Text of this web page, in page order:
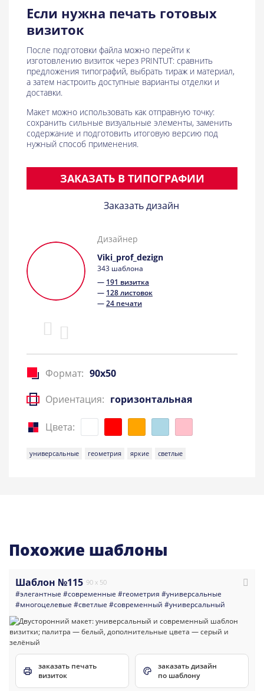
Если нужна печать готовых
визиток
После подготовки файла можно перейти к
изготовлению визиток через PRINTUT: сравнить
предложения типографий, выбрать тираж и материал,
а затем настроить доступные варианты отделки и
доставки.
Макет можно использовать как отправную точку:
сохранить сильные визуальные элементы, заменить
содержание и подготовить итоговую версию под
нужный способ применения.
ЗАКАЗАТЬ В ТИПОГРАФИИ
Заказать дизайн
Дизайнер
Viki_prof_dezign
343 шаблона
— 191 визитка
— 128 листовок
—24 печати
Формат: 90x50
Ориентация: горизонтальная
Цвета:
универсальные геометрия яркие светлые
Похожие шаблоны
Шаблон №115 90 x 50
#элегантные #современные #геометрия #универсальные
#многоцелевые #светлые #современный #универсальный
заказать печать
визиток
заказать дизайн
по шаблону